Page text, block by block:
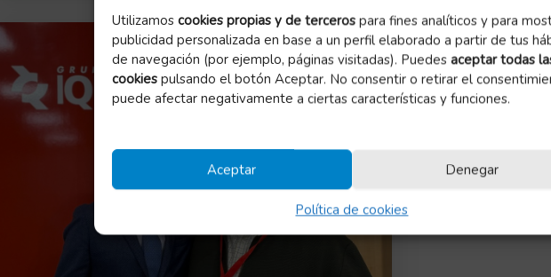
Utilizamos cookies propias y de terceros para fines analíticos y para
publicidad personalizada en base a un perfil elaborado a partir de tus
de navegación (por ejemplo, páginas visitadas). Puedes aceptar todas
cookies pulsando el botón Aceptar. No consentir o retirar el
puede afectar negativamente a ciertas características y funciones.
Aceptar Denegar
Política de cookies